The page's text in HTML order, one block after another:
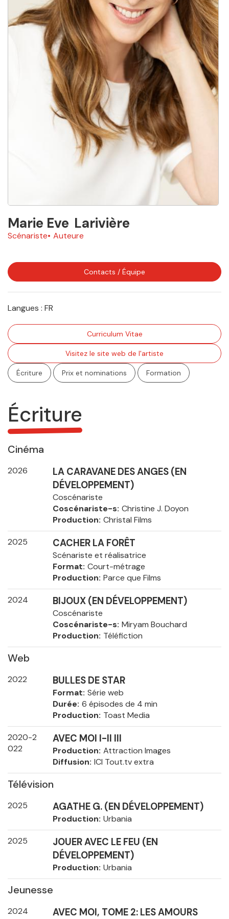
Marie Eve Larivière
Scénariste Auteure
Contacts / Équipe
Langues : FR
Curriculum Vitae
Visitez le site web de l'artiste
Écriture Prix et nominations Formation
Écriture
Cinéma
2026
LA CARAVANE DES ANGES (EN
DÉVELOPPEMENT)
Coscénariste
Coscénariste-s Christine J. Doyon
Production Christal Films
2025 CACHER LA FORÊT
Scénariste et réalisatrice
Format Court-métrage
Production Parce que Films
2024 BIJOUX (EN DÉVELOPPEMENT)
Coscénariste
Coscénariste-s Miryam Bouchard
Production Téléfiction
Web
2022 BULLES DE STAR
Format Série web
Durée 6 épisodes de 4 min
Production Toast Media
2020-2
022
AVEC MOI I-II III
Production Attraction Images
Diffusion ICI Tout.tv extra
Télévision
2025 AGATHE G. (EN DÉVELOPPEMENT)
Production Urbania
2025
JOUER AVEC LE FEU (EN
DÉVELOPPEMENT)
Production Urbania
Jeunesse
2024 AVEC MOI, TOME 2: LES AMOURS